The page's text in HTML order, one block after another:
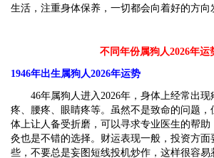
生活，注重身体保养，一切都会向着好的方向
不同年份属狗人2026年运
1946年出生属狗人2026年运势
46年属狗人进入2026年，身体上经常出
疼、腰疼、眼睛疼等。虽然不是致命的问题，
体上让人备受折磨，可以寻求专业医生的帮
灸也是不错的选择。财运表现一般，投资方
些，不要总是妄图短线投机炒作，这样很容易